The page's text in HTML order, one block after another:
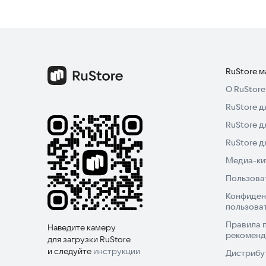
Наведите камеру
для загрузки RuStore
и следуйте инструкции
RuStore
О RuStore
RuStore
RuStore
RuStore
Медиа-
Правила